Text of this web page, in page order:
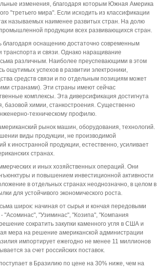
изменения, благодаря которым Южная Америка
"третьего мира". Если исходить из классификации
называемых наименее развитых стран. На долю
продукции всех развивающихся стран.
оснащению достаточно современным
и связи. Однако наращивание
различным. Наиболее преуспевающими в этом
ощутимых успехов в развитии электроники,
средств связи и по отдельным позициям может
странами). Эти страны имеют сейчас
комплексы. Эта диверсификация достигнута
базовой химии, станкостроения. Существенно
техническому профилю.
рынок машин, оборудования, технологий.
виды продукции, не производимой
иностранной продукции, естественно, усиливает
странах.
и иных хозяйственных операций. Они
и повышением инвестиционной активности
в отдельных странах неоднозначно, в целом в
для устойчивого экономического роста.
широк: начиная от сырья и кончая передовыми
"Асоминас", "Узиминас", "Козипа", "Компания
сократить закупки каменного угля в США и
мера на решение американской администрации
импортирует ежегодно не менее 11 миллионов
за счет российских поставок.
в Бразилию по цене на 30% ниже, чем на